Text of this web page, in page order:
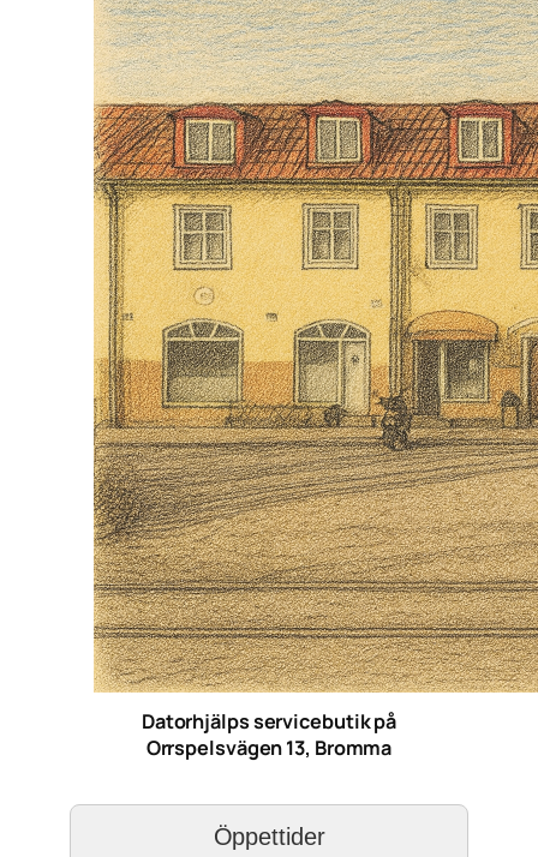
Datorhjälps servicebutik på
Orrspelsvägen 13, Bromma
Öppettider